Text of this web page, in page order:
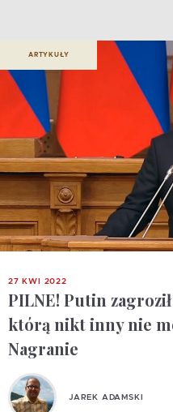
ARTYKUŁY
27 KWI 2022
PILNE! Putin
którą nikt inny nie
Nagranie
JAREK ADAMSKI